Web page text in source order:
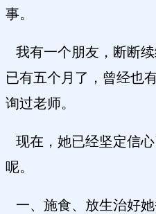
事。
我有一个朋友，断断
已有五个月了，曾经也
询过老师。
现在，她已经坚定信
呢。
一、施食、放生治好